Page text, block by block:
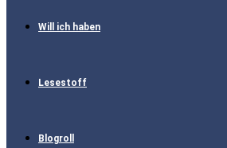
Will ich haben
Lesestoff
Blogroll